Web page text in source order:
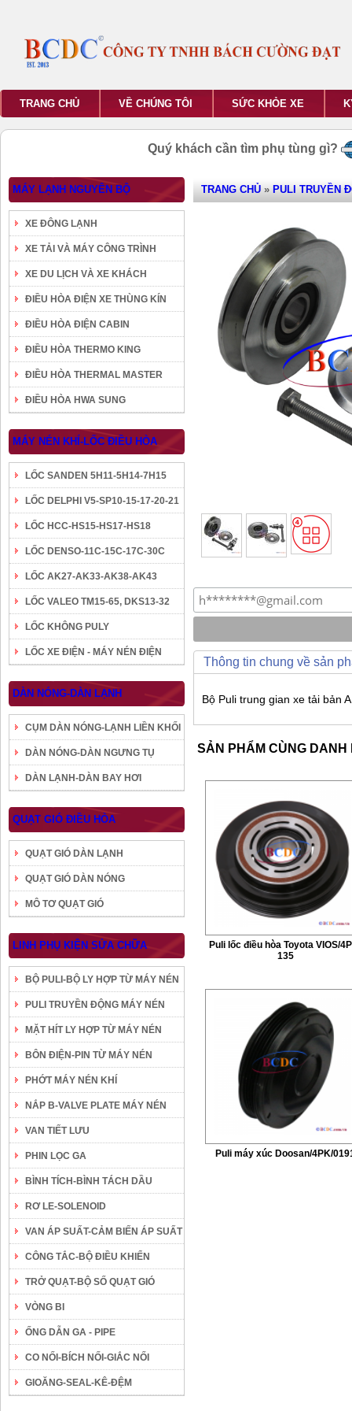
TRANG CHỦ VỀ CHÚNG TÔI SỨC KHỎE XE
Quý khách cần tìm phụ tùng gì?
MÁY LẠNH NGUYÊN BỘ
XE ĐÔNG LẠNH
XE TẢI VÀ MÁY CÔNG TRÌNH
XE DU LỊCH VÀ XE KHÁCH
ĐIỀU HÒA ĐIỆN XE THÙNG KÍN
ĐIỀU HÒA ĐIỆN CABIN
ĐIỀU HÒA THERMO KING
ĐIỀU HÒA THERMAL MASTER
ĐIỀU HÒA HWA SUNG
MÁY NÉN KHÍ-LỐC ĐIỀU HÒA
LỐC SANDEN 5H11-5H14-7H15
LỐC DELPHI V5-SP10-15-17-20-21
LỐC HCC-HS15-HS17-HS18
LỐC DENSO-11C-15C-17C-30C
LỐC AK27-AK33-AK38-AK43
LỐC VALEO TM15-65, DKS13-32
LỐC KHÔNG PULY
LỐC XE ĐIỆN - MÁY NÉN ĐIỆN
DÀN NÓNG-DÀN LẠNH
CỤM DÀN NÓNG-LẠNH LIỀN KHỐI
DÀN NÓNG-DÀN NGƯNG TỤ
DÀN LẠNH-DÀN BAY HƠI
QUẠT GIÓ ĐIỀU HÒA
QUẠT GIÓ DÀN LẠNH
QUẠT GIÓ DÀN NÓNG
MÔ TƠ QUẠT GIÓ
LINH PHỤ KIỆN SỬA CHỮA
BỘ PULI-BỘ LY HỢP TỪ MÁY NÉN
PULI TRUYỀN ĐỘNG MÁY NÉN
MẶT HÍT LY HỢP TỪ MÁY NÉN
BÔN ĐIỆN-PIN TỪ MÁY NÉN
PHỚT MÁY NÉN KHÍ
NẮP B-VALVE PLATE MÁY NÉN
VAN TIẾT LƯU
PHIN LỌC GA
BÌNH TÍCH-BÌNH TÁCH DẦU
RƠ LE-SOLENOID
VAN ÁP SUẤT-CẢM BIẾN ÁP SUẤT
CÔNG TẮC-BỘ ĐIỀU KHIỂN
TRỞ QUẠT-BỘ SỐ QUẠT GIÓ
VÒNG BI
ỐNG DẪN GA - PIPE
CO NỐI-BÍCH NỐI-GIẮC NỐI
GIOĂNG-SEAL-KÊ-ĐỆM
TRANG CHỦ » PULI TRUYỀN
Thông tin chung về sản
Bộ Puli trung gian xe tải bản
SẢN PHẨM CÙNG
Puli lốc điều hòa Toyota VIOS/
135
Puli máy xúc Doosan/4PK/